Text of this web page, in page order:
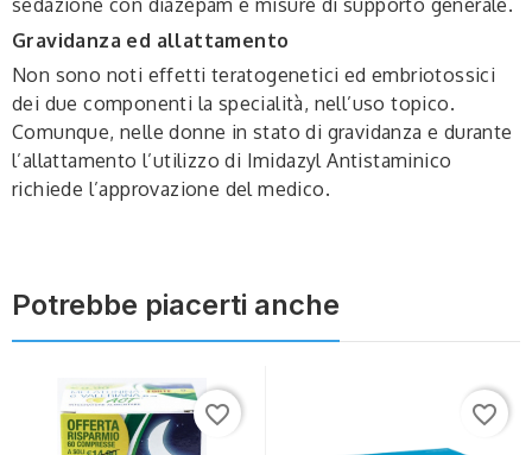
sedazione con diazepam e misure di supporto generale.
Gravidanza ed allattamento
Non sono noti effetti teratogenetici ed embriotossici
dei due componenti la specialità, nell’uso topico.
Comunque, nelle donne in stato di gravidanza e durante
l’allattamento l’utilizzo di Imidazyl Antistaminico
richiede l’approvazione del medico.
Potrebbe piacerti anche
favorite_border favorite_border